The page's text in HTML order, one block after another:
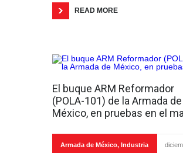
READ MORE
El buque ARM Reformador
(POLA-101) de la Armada de
México, en pruebas en el
Armada de México, Industria